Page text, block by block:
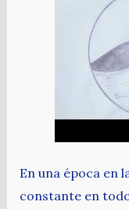
En una época en
constante en